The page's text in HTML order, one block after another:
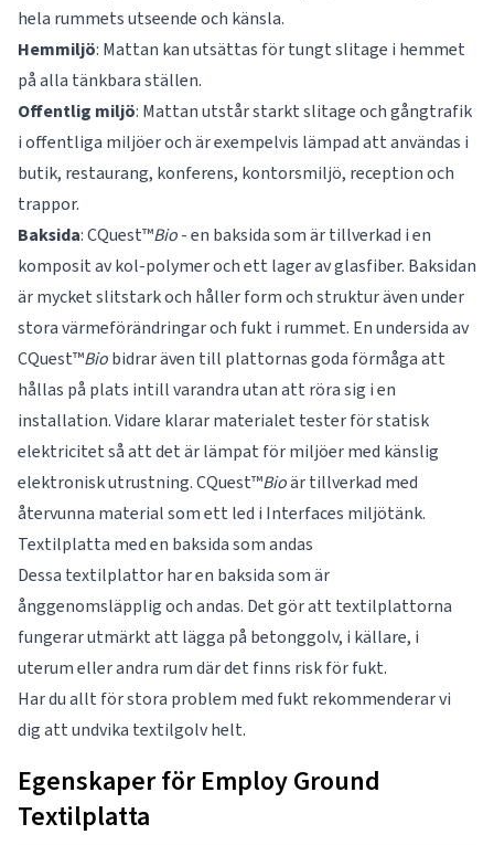
hela rummets utseende och känsla.
Hemmiljö: Mattan kan utsättas för tungt slitage i hemmet
på alla tänkbara ställen.
Offentlig miljö: Mattan utstår starkt slitage och gångtrafik
i offentliga miljöer och är exempelvis lämpad att användas i
butik, restaurang, konferens, kontorsmiljö, reception och
trappor.
Baksida: CQuest™Bio- en baksida som är tillverkad i en
komposit av kol-polymer och ett lager av glasfiber. Baksidan
är mycket slitstark och håller form och struktur även under
stora värmeförändringar och fukt i rummet. En undersida av
CQuest™Biobidrar även till plattornas goda förmåga att
hållas på plats intill varandra utan att röra sig i en
installation. Vidare klarar materialet tester för statisk
elektricitet så att det är lämpat för miljöer med känslig
elektronisk utrustning. CQuest™Bioär tillverkad med
återvunna material som ett led i Interfaces miljötänk.
Textilplatta med en baksida som andas
Dessa textilplattor har en baksida som är
ånggenomsläpplig och andas. Det gör att textilplattorna
fungerar utmärkt att lägga på betonggolv, i källare, i
uterum eller andra rum där det finns risk för fukt.
Har du allt för stora problem med fukt rekommenderar vi
dig att undvika textilgolv helt.
Egenskaper för Employ Ground
Textilplatta